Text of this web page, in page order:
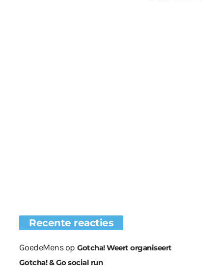
Recente reacties
GoedeMensop Gotcha! Weert organiseert
Gotcha! & Go social run